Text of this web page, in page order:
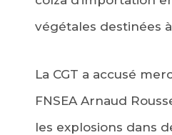
végétales destinées
La CGT a accusé
FNSEA Arnaud
les explosions dans